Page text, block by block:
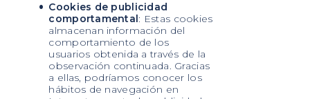
Cookies de publicidad
comportamental: Estas cookies
almacenan información del
comportamiento de los
usuarios obtenida a través de la
observación continuada. Gracias
a ellas, podríamos conocer los
hábitos de navegación en